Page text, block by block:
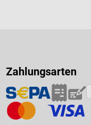
Zahlungsarten